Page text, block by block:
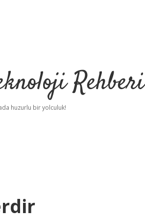
Rehberi
huzurlu bir yolculuk!